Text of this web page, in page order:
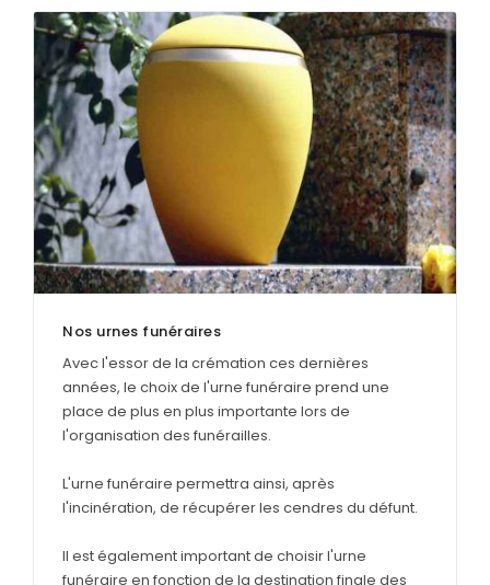
Nos urnes funéraires
Avec l'essor de la crémation ces dernières
années, le choix de l'urne funéraire prend une
place de plus en plus importante lors de
l'organisation des funérailles.
L'urne funéraire permettra ainsi, après
l'incinération, de récupérer les cendres du défunt.
Il est également important de choisir l'urne
funéraire en fonction de la destination finale des